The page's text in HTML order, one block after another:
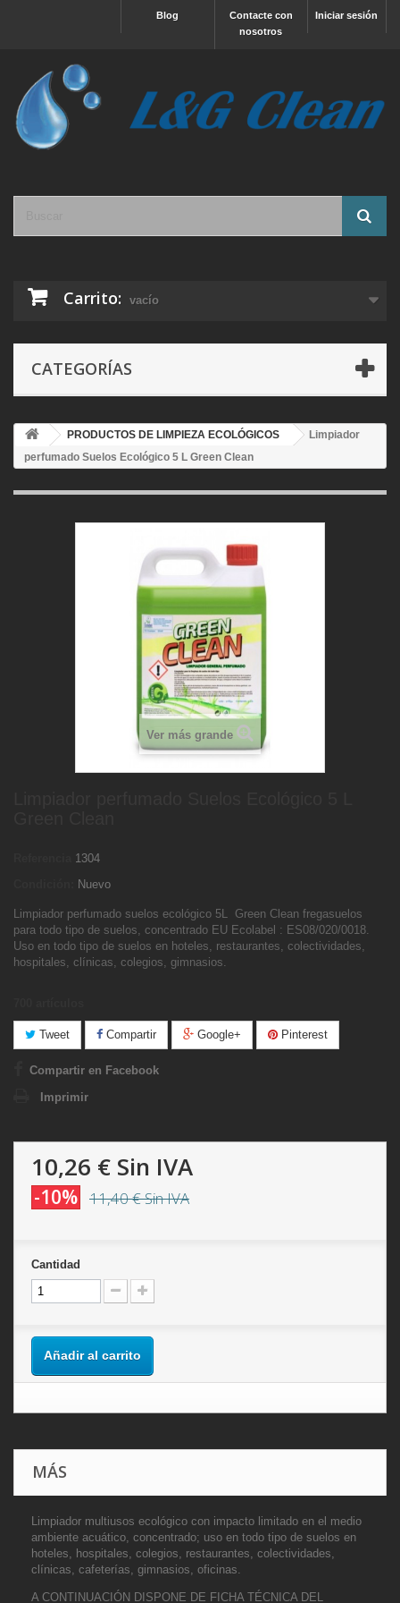
Iniciar sesión
Contacte con
nosotros
Blog
Carrito: vacío
CATEGORÍAS
PRODUCTOS DE LIMPIEZA ECOLÓGICOS
Limpiador
perfumado Suelos Ecológico 5 L Green Clean
Ver más grande
1304
Nuevo
Limpiador perfumado suelos ecológico 5L Green Clean fregasuelos
para todo tipo de suelos, concentrado EU Ecolabel : ES08/020/0018.
Uso en todo tipo de suelos en hoteles, restaurantes, colectividades,
hospitales, clínicas, colegios, gimnasios.
Tweet Compartir Google+ Pinterest
Compartir en Facebook
Imprimir
10,26 € Sin IVA
-10% 11,40 €Sin IVA
Cantidad
Añadir al carrito
MÁS
Limpiador multiusos ecológico con impacto limitado en el medio
ambiente acuático, concentrado; uso en todo tipo de suelos en
hoteles, hospitales, colegios, restaurantes, colectividades,
clínicas, cafeterías, gimnasios, oficinas.
A CONTINUACIÓN DISPONE DE FICHA TÉCNICA DEL